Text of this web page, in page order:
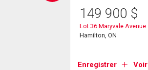
149 900 $
Lot 36 Maryvale Avenue
Hamilton, ON
Enregistrer Voir